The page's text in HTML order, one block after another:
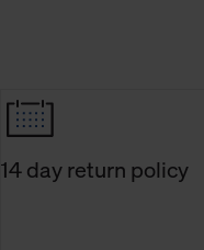
14 day return policy